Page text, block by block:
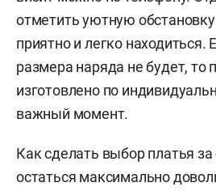
отметить уютную
приятно и легко находиться.
размера наряда не будет, то
изготовлено по
важный момент.
Как сделать выбор платья за
остаться максимально